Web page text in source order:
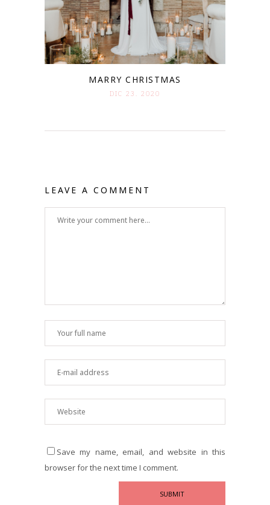
MARRY CHRISTMAS
DIC 23. 2020
LEAVE A COMMENT
Save my name, email, and website in this
browser for the next time I comment.